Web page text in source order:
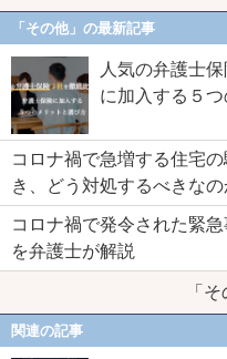
「その他」の最新記事
人気の弁護士
に加入する５
コロナ禍で急増する住宅
き、どう対処するべきなの
コロナ禍で発令された緊
を弁護士が解説
「
関連の記事